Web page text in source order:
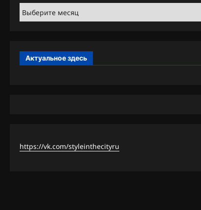
Архивы
Актуальное здесь
https://vk.com/styleinthecityru